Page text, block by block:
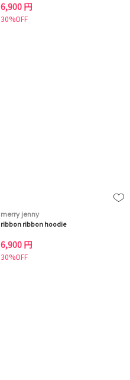
6,900 円
30%OFF
merry jenny
ribbon ribbon hoodie
6,900 円
30%OFF